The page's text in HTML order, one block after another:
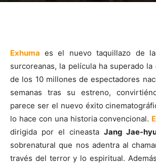
Exhuma es el nuevo taquillazo de
surcoreanas, la película ha superado
de los 10 millones de espectadores
semanas tras su estreno,
parece ser el nuevo éxito
lo hace con una historia convencional.
dirigida por el cineasta Jang Jae-
sobrenatural que nos adentra al
través del terror y lo espiritual.